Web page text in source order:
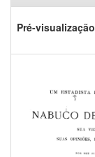
Pré-visualização